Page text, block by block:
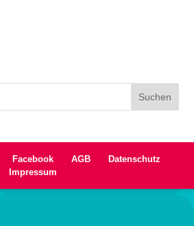
Facebook AGB
Datenschutz
Impressum